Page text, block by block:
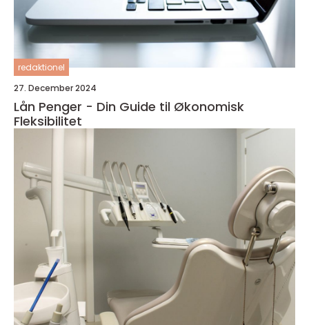
redaktionel
27. December 2024
Lån Penger - Din Guide til Økonomisk
Fleksibilitet